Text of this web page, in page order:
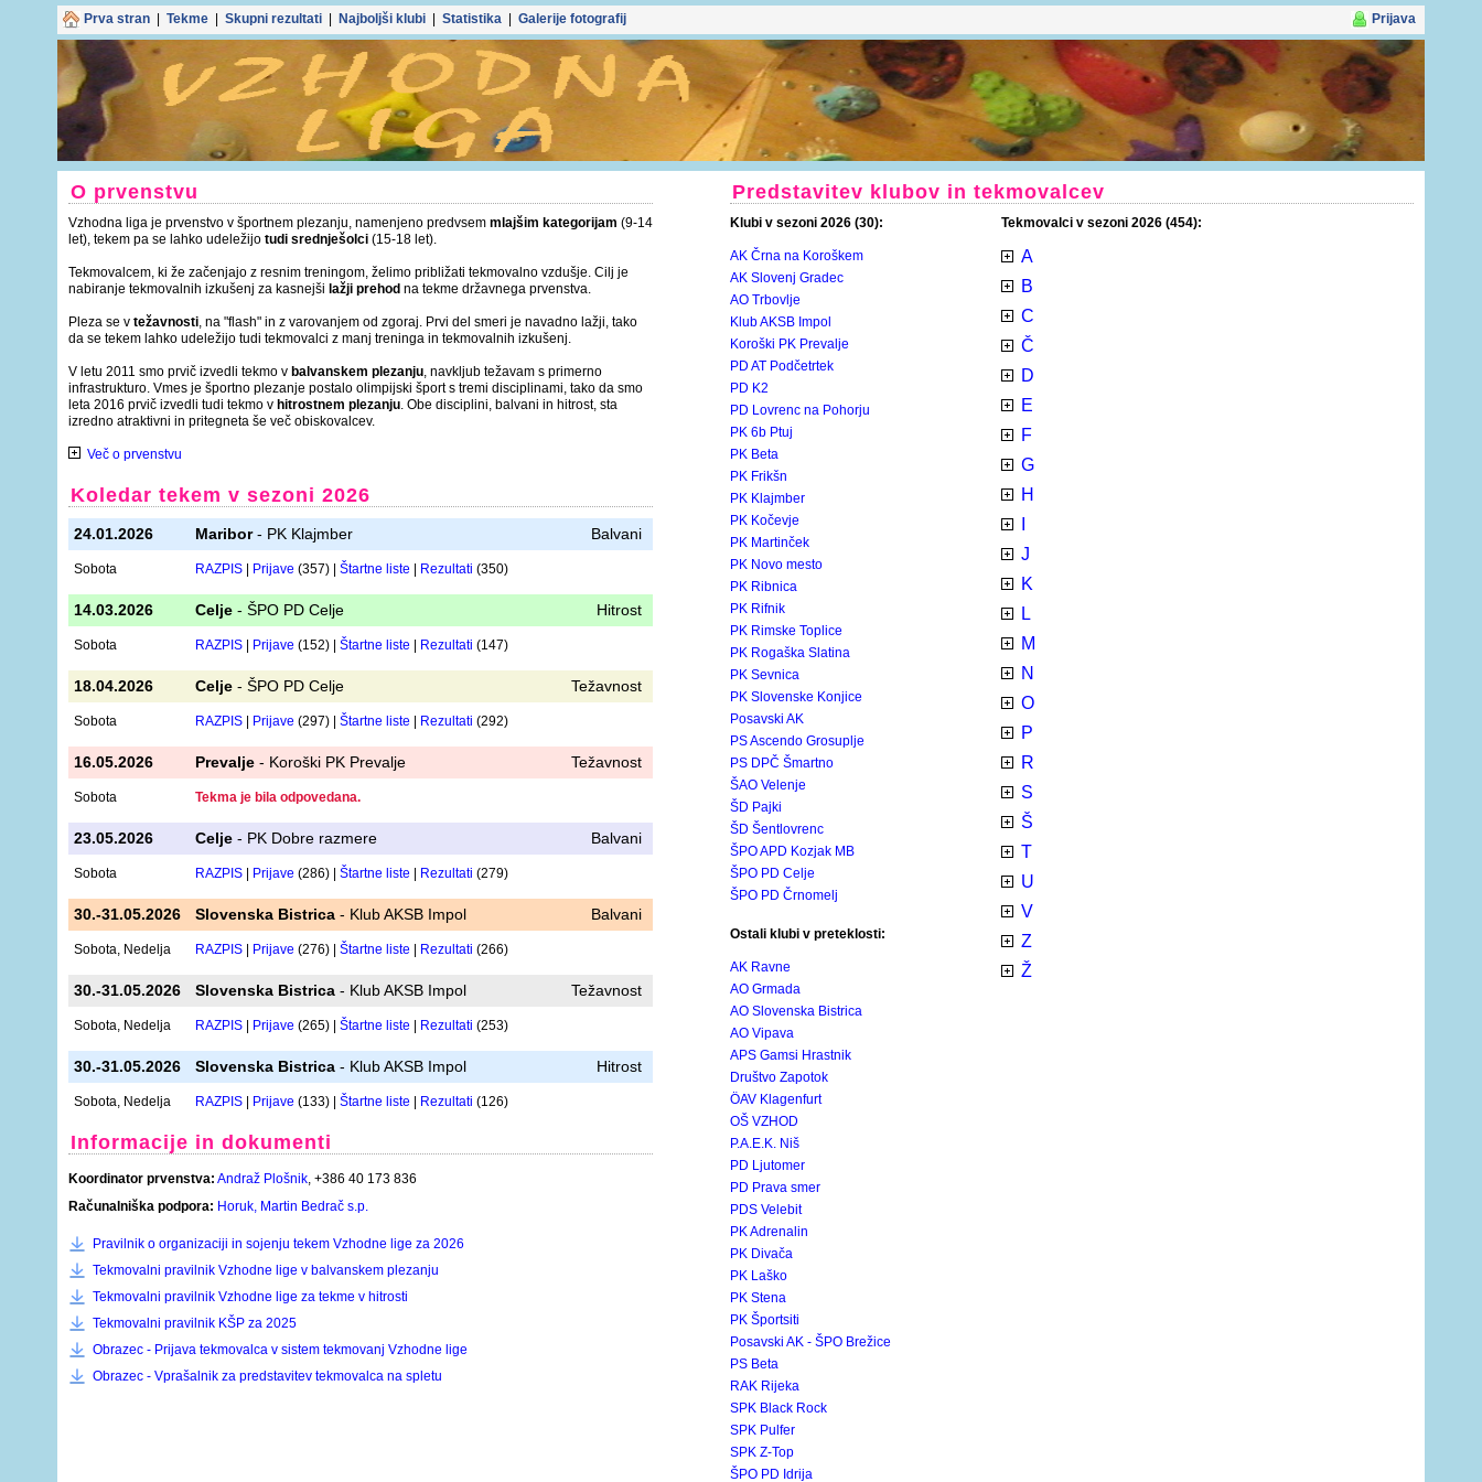
Prva stran Tekme Skupni rezultati Najboljši klubi Statistika Galerije fotografij Prijava
O prvenstvu
Vzhodna liga je prvenstvo v športnem plezanju, namenjeno predvsem mlajšim kategorijam (9-14
let), tekem pa se lahko udeležijo tudi srednješolci (15-18 let).
Tekmovalcem, ki že začenjajo z resnim treningom, želimo približati tekmovalno vzdušje. Cilj je
nabiranje tekmovalnih izkušenj za kasnejši lažji prehod na tekme državnega prvenstva.
Pleza se v težavnosti, na "flash" in z varovanjem od zgoraj. Prvi del smeri je navadno lažji, tako
da se tekem lahko udeležijo tudi tekmovalci z manj treninga in tekmovalnih izkušenj.
V letu 2011 smo prvič izvedli tekmo v balvanskem plezanju, navkljub težavam s primerno
infrastrukturo. Vmes je športno plezanje postalo olimpijski šport s tremi disciplinami, tako da smo
leta 2016 prvič izvedli tudi tekmo v hitrostnem plezanju. Obe disciplini, balvani in hitrost, sta
izredno atraktivni in pritegneta še več obiskovalcev.
Več o prvenstvu
Koledar tekem v sezoni 2026
24.01.2026 Maribor- PK Klajmber Balvani
Sobota RAZPIS Prijave (357) | Štartne liste Rezultati (350)
14.03.2026 Celje - ŠPO PD Celje Hitrost
Sobota RAZPIS Prijave (152) | Štartne liste Rezultati (147)
18.04.2026 Celje - ŠPO PD Celje Težavnost
Sobota RAZPIS Prijave (297) | Štartne liste Rezultati (292)
16.05.2026 Prevalje - Koroški PK Prevalje Težavnost
Sobota Tekma je bila odpovedana.
23.05.2026 Celje - PK Dobre razmere Balvani
Sobota RAZPIS Prijave (286) | Štartne liste Rezultati (279)
30.-31.05.2026 Slovenska Bistrica - Klub AKSB Impol Balvani
Sobota, Nedelja RAZPIS Prijave (276) | Štartne liste Rezultati (266)
30.-31.05.2026 Slovenska Bistrica - Klub AKSB Impol Težavnost
Sobota, Nedelja RAZPIS Prijave (265) | Štartne liste Rezultati (253)
30.-31.05.2026 Slovenska Bistrica - Klub AKSB Impol Hitrost
Sobota, Nedelja RAZPIS Prijave (133) | Štartne liste Rezultati (126)
Informacije in dokumenti
Koordinator prvenstva: Andraž Plošnik, +386 40 173 836
Računalniška podpora: Horuk, Martin Bedrač s.p.
Pravilnik o organizaciji in sojenju tekem Vzhodne lige za 2026
Tekmovalni pravilnik Vzhodne lige v balvanskem plezanju
Tekmovalni pravilnik Vzhodne lige za tekme v hitrosti
Tekmovalni pravilnik KŠP za 2025
Obrazec - Prijava tekmovalca v sistem tekmovanj Vzhodne lige
Obrazec - Vprašalnik za predstavitev tekmovalca na spletu
Predstavitev klubov in tekmovalcev
Klubi v sezoni 2026 (30):
AK Črna na Koroškem
AK Slovenj Gradec
AO Trbovlje
Klub AKSB Impol
Koroški PK Prevalje
PD AT Podčetrtek
PD K2
PD Lovrenc na Pohorju
PK 6b Ptuj
PK Beta
PK Frikšn
PK Klajmber
PK Kočevje
PK Martinček
PK Novo mesto
PK Ribnica
PK Rifnik
PK Rimske Toplice
PK Rogaška Slatina
PK Sevnica
PK Slovenske Konjice
Posavski AK
PS Ascendo Grosuplje
PS DPČ Šmartno
ŠAO Velenje
ŠD Pajki
ŠD Šentlovrenc
ŠPO APD Kozjak MB
ŠPO PD Celje
ŠPO PD Črnomelj
Ostali klubi v preteklosti:
AK Ravne
AO Grmada
AO Slovenska Bistrica
AO Vipava
APS Gamsi Hrastnik
Društvo Zapotok
ÖAV Klagenfurt
OŠ VZHOD
P.A.E.K. Niš
PD Ljutomer
PD Prava smer
PDS Velebit
PK Adrenalin
PK Divača
PK Laško
PK Stena
PK Športsiti
Posavski AK - ŠPO Brežice
PS Beta
RAK Rijeka
SPK Black Rock
SPK Pulfer
SPK Z-Top
ŠPO PD Idrija
Tekmovalci v sezoni 2026 (454):
A
B
C
Č
D
E
F
G
H
J
K
L
M
N
O
P
R
S
Š
T
U
V
Z
Ž